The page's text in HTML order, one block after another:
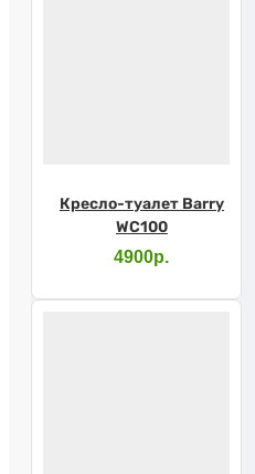
Кресло-туалет Barry
WC100
4900р.